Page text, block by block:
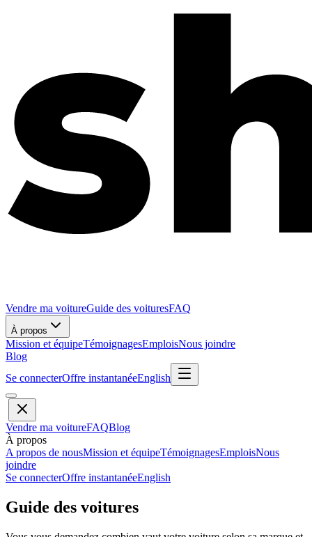
Vendre ma voitureGuide des voituresFAQ
À propos
Mission et équipeTémoignagesEmploisNous joindre
Blog
Se connecterOffre instantanéeEnglish
Vendre ma voitureFAQBlog
À propos
A propos de nousMission et équipeTémoignagesEmploisNous
joindre
Se connecterOffre instantanéeEnglish
Guide des voitures